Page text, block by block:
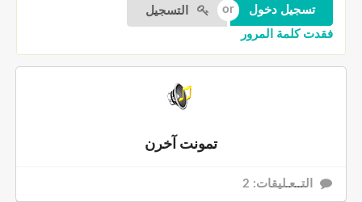
التسجيل
فقدت كلمة المرور
تمونت آخرن
التــعـليقات: 2